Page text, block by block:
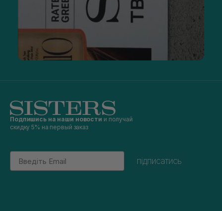
Подпишись на наши новости и получай
скидку 5% на первый заказ
Email
підписатись